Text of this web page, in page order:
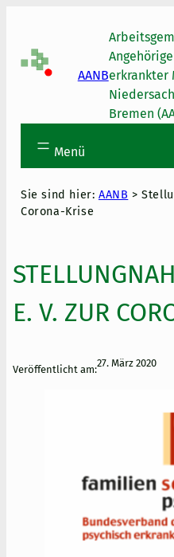
AANBerkrankter
Bremen
Menü
Sie sind hier: AANB >
Corona-Krise
E. V. ZUR
Veröffentlicht am:
27. März 2020